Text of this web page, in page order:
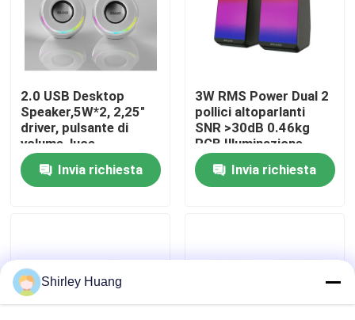
Visita alla fabbrica
Controllo della qualità
Contattaci
Notizie
Chiedi un preventivo
2.0 USB Desktop
Speaker,5W*2, 2,25"
driver, pulsante di
volume, luce
arcobaleno
Invia richiesta
3W RMS Power Dual 2
pollici altoparlanti
SNR >30dB 0.46kg
RGB Illuminazione
Controllo del volume in
linea 5V DC Input per
desktop
Invia richiesta
Shirley Huang